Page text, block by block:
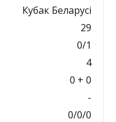
Кубак Беларусі
29
0/1
4
0 + 0
-
0/0/0